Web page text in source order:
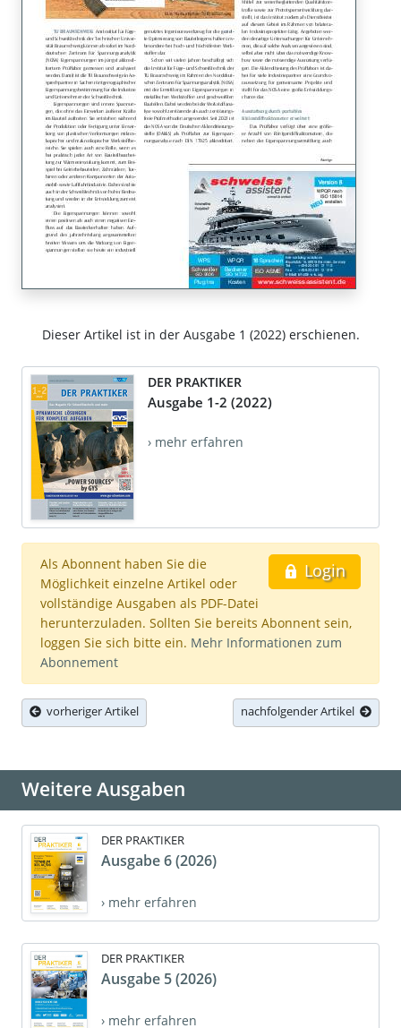
Dieser Artikel ist in der Ausgabe 1 (2022) erschienen.
DER PRAKTIKER
Ausgabe 1-2 (2022)
› mehr erfahren
Login
Als Abonnent haben Sie die
Möglichkeit einzelne Artikel oder
vollständige Ausgaben als PDF-Datei
herunterzuladen. Sollten Sie bereits Abonnent sein,
loggen Sie sich bitte ein. Mehr Informationen zum
Abonnement
vorheriger Artikel nachfolgender Artikel
Weitere Ausgaben
DER PRAKTIKER
Ausgabe 6 (2026)
› mehr erfahren
DER PRAKTIKER
Ausgabe 5 (2026)
› mehr erfahren